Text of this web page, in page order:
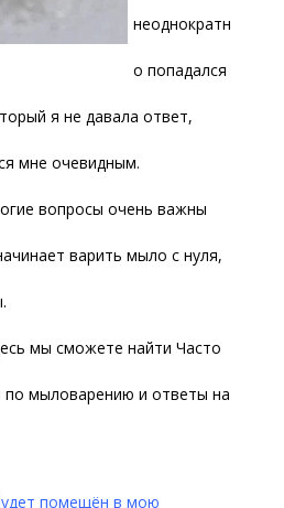
неоднократн
о попадался
я не давала ответ,
мне очевидным.
вопросы очень важны
варить мыло с нуля,
мы сможете найти Часто
мыловарению и ответы на
помещён в мою